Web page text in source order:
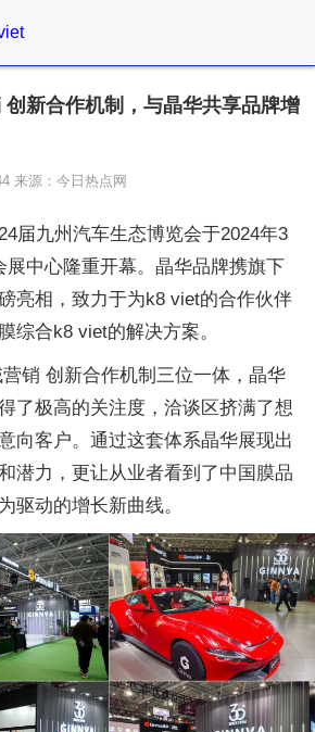
新合作机制，与晶华共享品牌增
来源：今日热点网
届九州汽车生态博览会于2024年3
展中心隆重开幕。晶华品牌携旗下
亮相，致力于为k8 viet的合作伙伴
综合k8 viet的解决方案。
销 创新合作机制三位一体，晶华
了极高的关注度，洽谈区挤满了想
向客户。通过这套体系晶华展现出
潜力，更让从业者看到了中国膜品
驱动的增长新曲线。